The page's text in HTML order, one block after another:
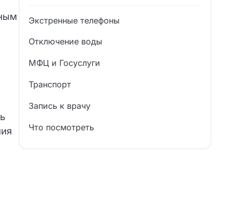
Экстренные телефоны
Отключение воды
МФЦ и Госуслуги
Транспорт
Запись к врачу
Что посмотреть